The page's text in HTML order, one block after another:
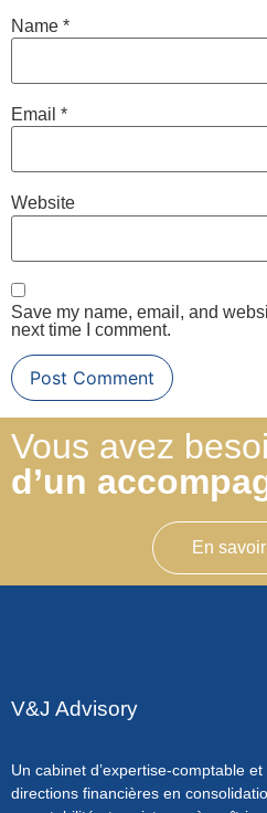
Name *
Email *
Website
Save my name, email, and
next time I comment.
Vous avez
d’un
En
V&J Advisory
Un cabinet d’expertise-comptable
directions financières en